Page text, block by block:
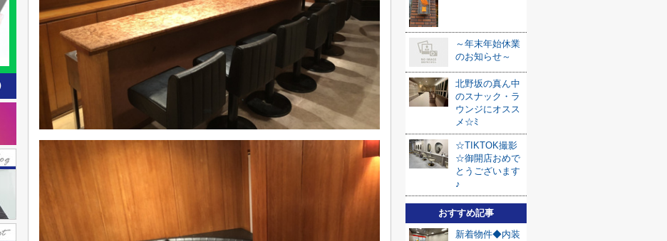
～年末年始休業
のお知らせ～
北野坂の真ん中
のスナック・ラ
ウンジにオスス
メ☆ﾐ
☆TIKTOK撮影
☆御開店おめで
とうございます
♪
おすすめ記事
新着物件◆内装